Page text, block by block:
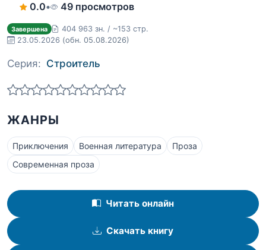
0.0• 49 просмотров
Завершена
404 963 зн. / ~153 стр.
23.05.2026 (обн. 05.08.2026)
Серия: Строитель
ЖАНРЫ
Приключения Военная литература
Проза
Современная проза
Читать онлайн
Скачать книгу